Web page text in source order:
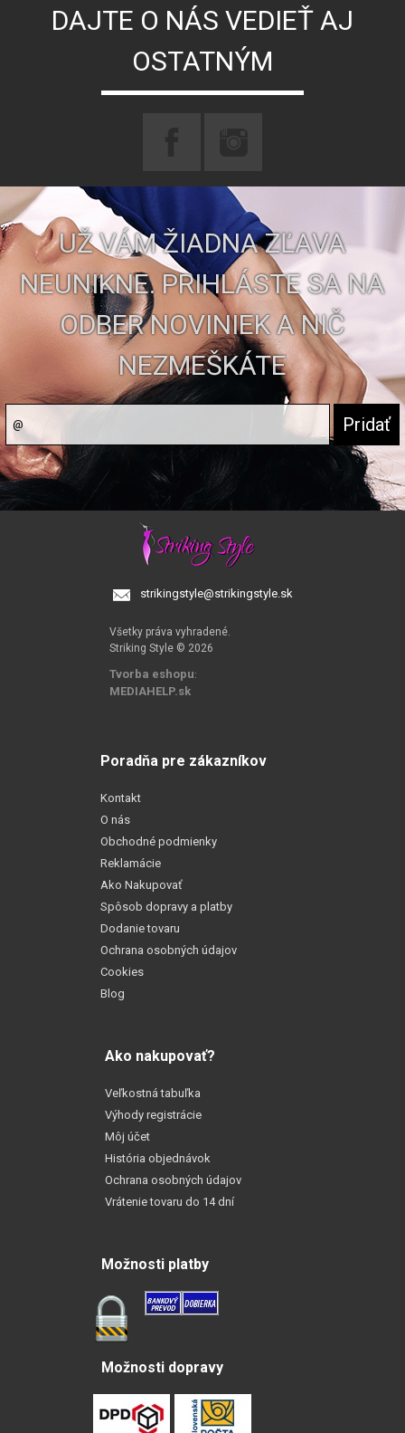
DAJTE O NÁS VEDIEŤ AJ
OSTATNÝM
UŽ VÁM ŽIADNA ZĽAVA
NEUNIKNE. PRIHLÁSTE SA NA
ODBER NOVINIEK A NIČ
NEZMEŠKÁTE
strikingstyle@strikingstyle.sk
Všetky práva vyhradené.
Striking Style © 2026
Tvorba eshopu:
MEDIAHELP.sk
Poradňa pre zákazníkov
Kontakt
O nás
Obchodné podmienky
Reklamácie
Ako Nakupovať
Spôsob dopravy a platby
Dodanie tovaru
Ochrana osobných údajov
Cookies
Blog
Ako nakupovať?
Veľkostná tabuľka
Výhody registrácie
Môj účet
História objednávok
Ochrana osobných údajov
Vrátenie tovaru do 14 dní
Možnosti platby
Možnosti dopravy